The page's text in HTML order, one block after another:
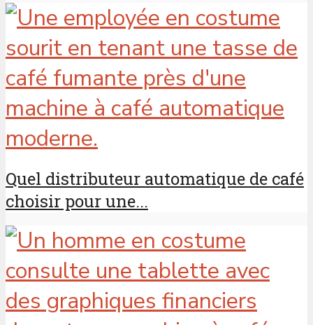
Quel distributeur automatique de café
choisir pour une...